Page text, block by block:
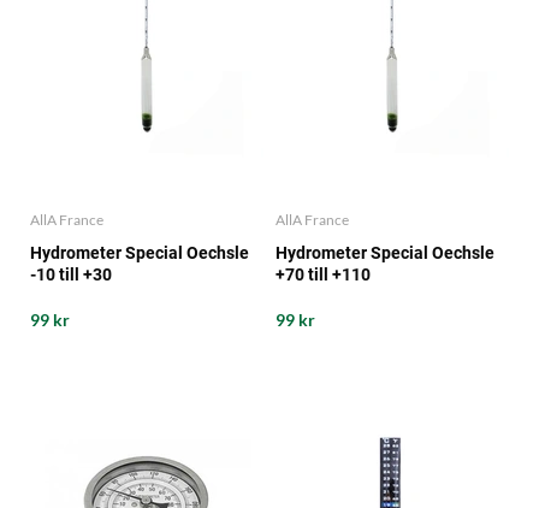
AllA France
Hydrometer Special Oechsle
-10 till +30
99 kr
AllA France
Hydrometer Special Oechsle
+70 till +110
99 kr